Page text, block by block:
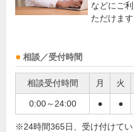
などにご
ただけます
相談／受付時間
相談受付時間 月 火
0:00～24:00 ● ●
※24時間365日、受け付けて